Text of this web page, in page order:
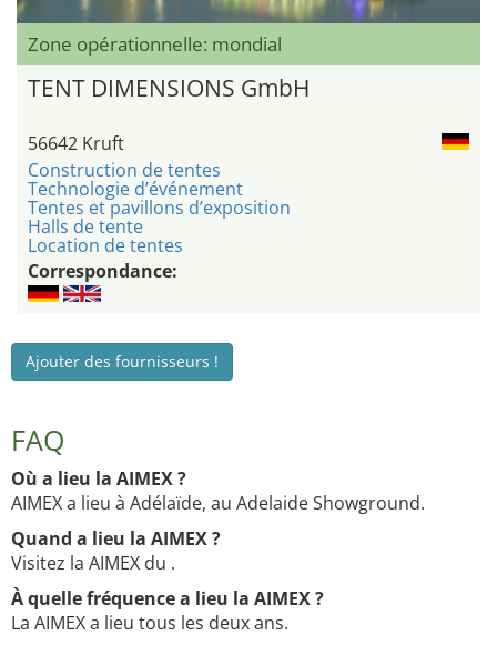
Zone opérationnelle: mondial
TENT DIMENSIONS GmbH
56642 Kruft
Construction de tentes
Technologie d’événement
Tentes et pavillons d’exposition
Halls de tente
Location de tentes
Correspondance:
Ajouter des fournisseurs !
FAQ
Où a lieu la AIMEX ?
AIMEX a lieu à Adélaïde, au Adelaide Showground.
Quand a lieu la AIMEX ?
Visitez la AIMEX du .
À quelle fréquence a lieu la AIMEX ?
La AIMEX a lieu tous les deux ans.